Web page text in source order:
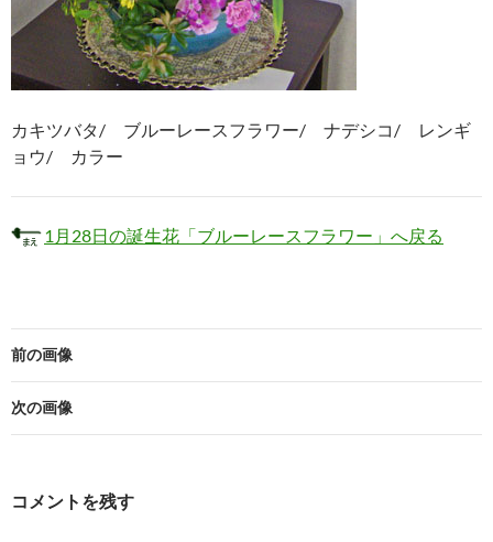
カキツバタ/ ブルーレースフラワー/ ナデシコ/ レンギ
ョウ/ カラー
1月28日の誕生花「ブルーレースフラワー」へ戻る
前の画像
次の画像
コメントを残す